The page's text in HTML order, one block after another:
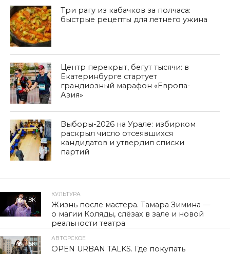
Три рагу из кабачков за полчаса:
быстрые рецепты для летнего ужина
Центр перекрыт, бегут тысячи: в
Екатеринбурге стартует
грандиозный марафон «Европа-
Азия»
Выборы-2026 на Урале: избирком
раскрыл число отсеявшихся
кандидатов и утвердил списки
партий
1.8K
КУЛЬТУРА
Жизнь после мастера. Тамара Зимина —
о магии Коляды, слёзах в зале и новой
реальности театра
1.5K
АВТОРСКОЕ
OPEN URBAN TALKS. Где покупать